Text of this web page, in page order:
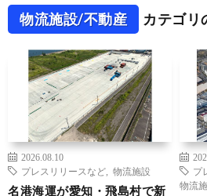
物流施設/不動産 カテゴリ
2026.08.10
プレスリリースなど
物流施設
名港海運が愛知・飛島村で新
プ
物流